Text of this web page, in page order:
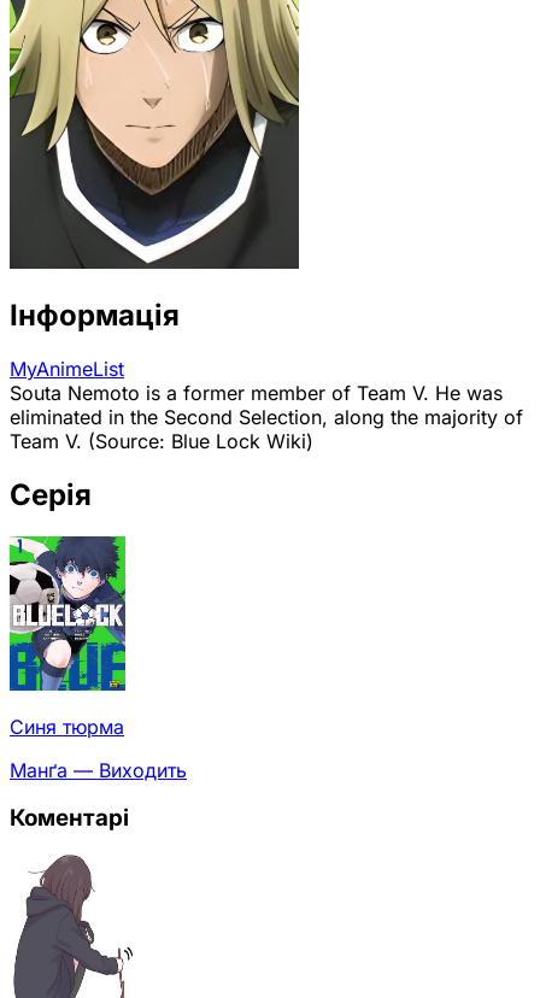
Інформація
MyAnimeList
Souta Nemoto is a former member of Team V. He was
eliminated in the Second Selection, along the majority of
Team V. (Source: Blue Lock Wiki)
Серія
Синя тюрма
Манґа — Виходить
Коментарі